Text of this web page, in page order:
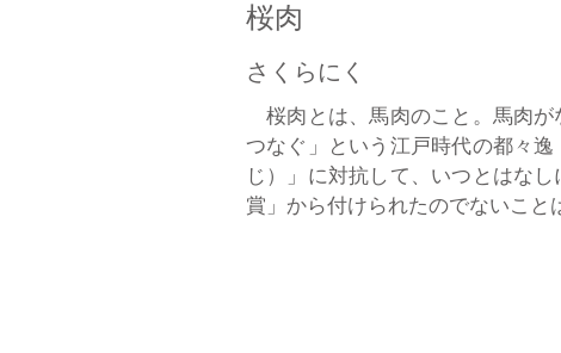
桜肉
さくらにく
桜肉とは、馬肉のこと。馬肉
つなぐ」という江戸時代の都々
じ）」に対抗して、いつとはな
賞」から付けられたのでないこ